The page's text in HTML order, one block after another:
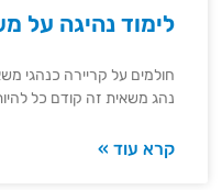
לימוד נהיגה על
חולמים על קריירה כנהגי
נהג משאית זה קודם כל
קרא עוד »